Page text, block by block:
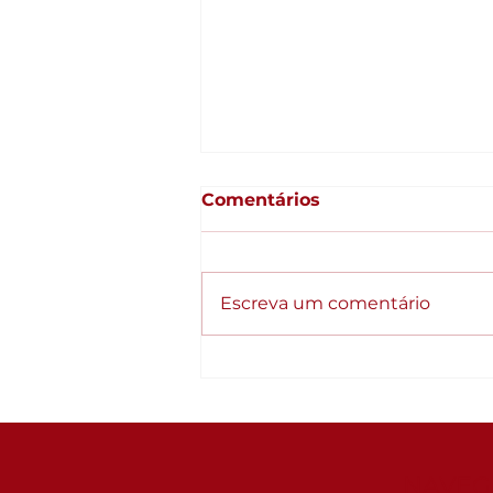
organizadas crescem
Comentários
Escreva um comentário